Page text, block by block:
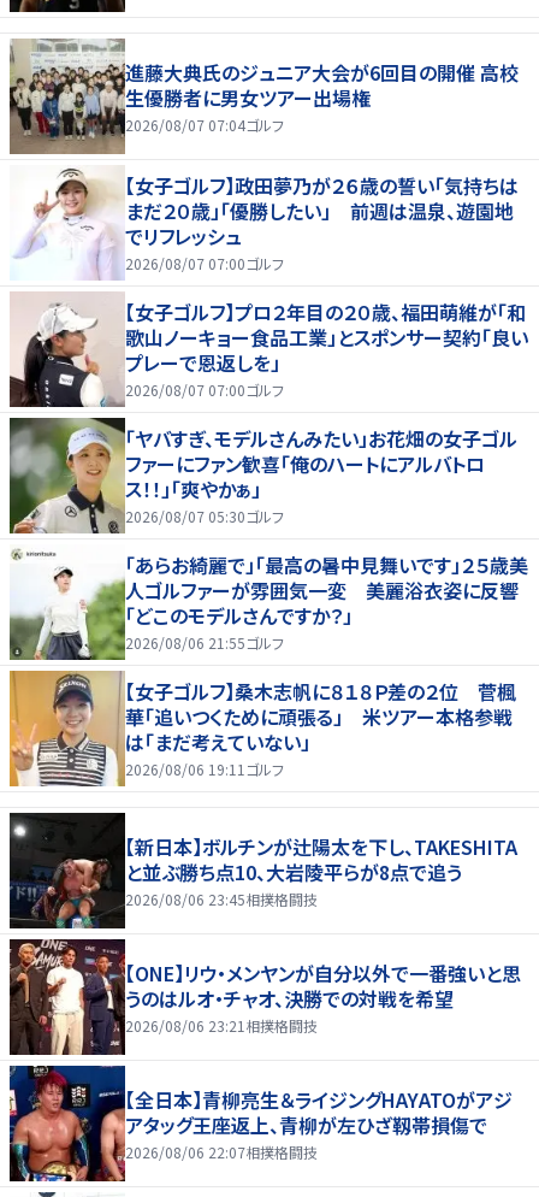
進藤大典氏のジュニア大会が6回目の開催 高校
生優勝者に男女ツアー出場権
2026/08/07 07:04ゴルフ
【女子ゴルフ】政田夢乃が２６歳の誓い「気持ちは
まだ２０歳」「優勝したい」 前週は温泉、遊園地
でリフレッシュ
2026/08/07 07:00ゴルフ
【女子ゴルフ】プロ２年目の２０歳、福田萌維が「和
歌山ノーキョー食品工業」とスポンサー契約「良い
プレーで恩返しを」
2026/08/07 07:00ゴルフ
「ヤバすぎ、モデルさんみたい」お花畑の女子ゴル
ファーにファン歓喜「俺のハートにアルバトロ
ス！！」「爽やかぁ」
2026/08/07 05:30ゴルフ
「あらお綺麗で」「最高の暑中見舞いです」２５歳美
人ゴルファーが雰囲気一変 美麗浴衣姿に反響
「どこのモデルさんですか？」
2026/08/06 21:55ゴルフ
【女子ゴルフ】桑木志帆に８１８Ｐ差の２位 菅楓
華「追いつくために頑張る」 米ツアー本格参戦
は「まだ考えていない」
2026/08/06 19:11 ゴルフ
【新日本】ボルチンが辻陽太を下し、TAKESHITA
と並ぶ勝ち点10、大岩陵平らが8点で追う
2026/08/06 23:45相撲格闘技
【ONE】リウ・メンヤンが自分以外で一番強いと思
うのはルオ・チャオ、決勝での対戦を希望
2026/08/06 23:21 相撲格闘技
【全日本】青柳亮生＆ライジングHAYATOがアジ
アタッグ王座返上、青柳が左ひざ靱帯損傷で
2026/08/06 22:07相撲格闘技